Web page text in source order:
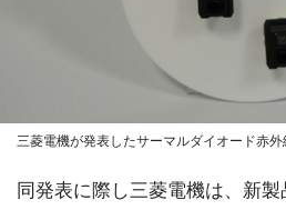
三菱電機が発表したサーマルダイオード赤
同発表に際し三菱電機は、新